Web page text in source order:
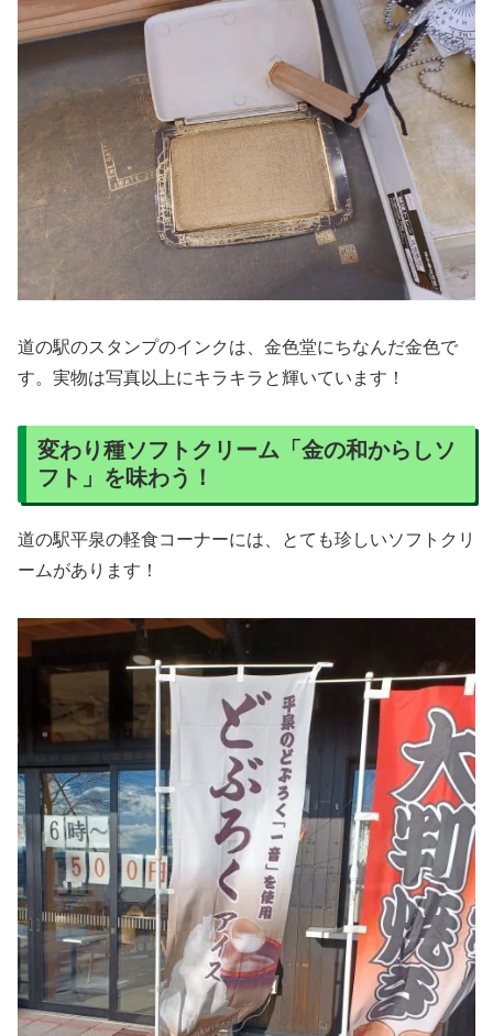
道の駅のスタンプのインクは、金色堂にちなんだ金色で
す。実物は写真以上にキラキラと輝いています！
変わり種ソフトクリーム「金の和からしソ
フト」を味わう！
道の駅平泉の軽食コーナーには、とても珍しいソフトクリ
ームがあります！